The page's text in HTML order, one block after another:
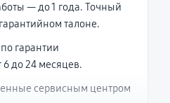
— до 1 года. Точный
талоне.
гарантии
до 24 месяцев.
сервисным центром